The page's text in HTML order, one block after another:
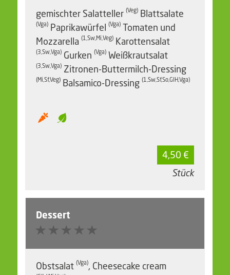
gemischter Salatteller (Veg)Blattsalate
(Vga)Paprikawürfel (Vga)Tomaten und
Mozzarella (1,Sw,Mi,Veg)Karottensalat
(3,Sw,Vga)Gurken (Vga)Weißkrautsalat
(3,Sw,Vga)Zitronen-Buttermilch-Dressing
(Mi,Sf,Veg)Balsamico-Dressing (1,Sw,Sf,So,GlH,Vga)
4,50 €
Stück
Dessert
Obstsalat (Vga), Cheesecake cream